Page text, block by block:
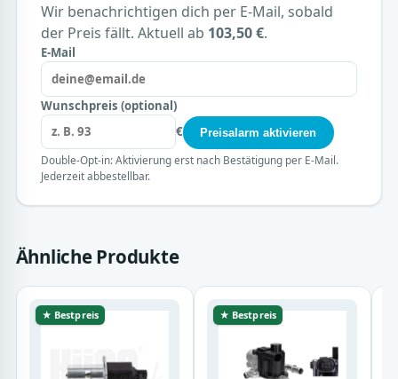
Wir benachrichtigen dich per E-Mail, sobald
der Preis fällt. Aktuell ab 103,50 €.
E-Mail
Wunschpreis (optional)
€
Preisalarm aktivieren
Double-Opt-in: Aktivierung erst nach Bestätigung per E-Mail.
Jederzeit abbestellbar.
Ähnliche Produkte
★ Bestpreis ★ Bestpreis